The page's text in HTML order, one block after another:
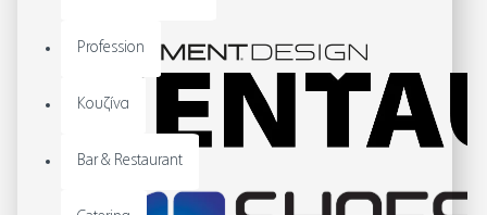
Profession
Κουζίνα
Bar & Restaurant